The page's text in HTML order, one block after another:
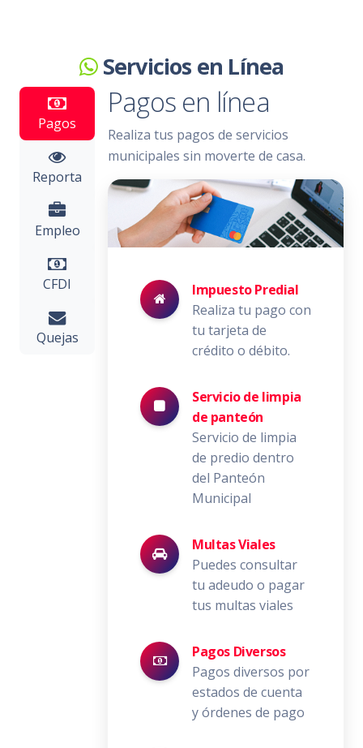
Servicios en Línea
Pagos
Reporta
Empleo
CFDI
Quejas
Pagos en línea
Realiza tus pagos de servicios
municipales sin moverte de casa.
Impuesto Predial
Realiza tu pago con
tu tarjeta de
crédito o débito.
Servicio de limpia
de panteón
Servicio de limpia
de predio dentro
del Panteón
Municipal
Multas Viales
Puedes consultar
tu adeudo o pagar
tus multas viales
Pagos Diversos
Pagos diversos por
estados de cuenta
y órdenes de pago